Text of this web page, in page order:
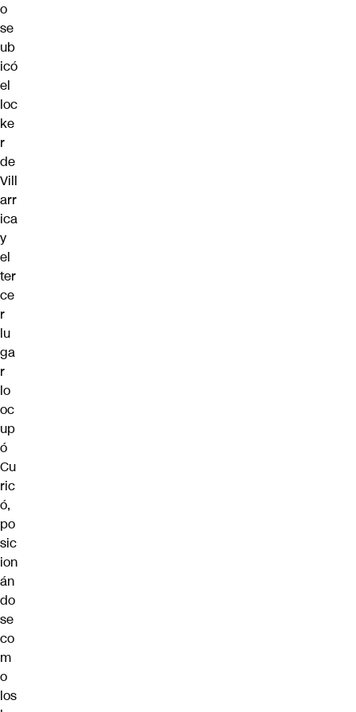
o
se
ub
icó
el
loc
ke
r
de
Vill
arr
ica
y
el
ter
ce
r
lu
ga
r
lo
oc
up
ó
Cu
ric
ó,
po
sic
ion
án
do
se
co
m
o
los